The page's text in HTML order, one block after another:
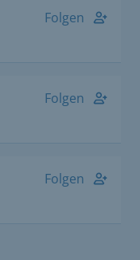
Folgen
Folgen
Folgen